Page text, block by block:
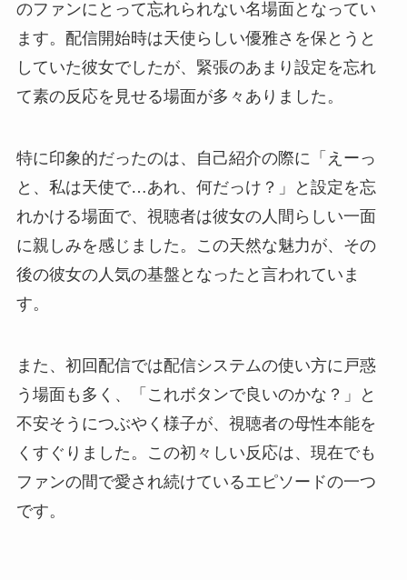
のファンにとって忘れられない名場面となってい
ます。配信開始時は天使らしい優雅さを保とうと
していた彼女でしたが、緊張のあまり設定を忘れ
て素の反応を見せる場面が多々ありました。
特に印象的だったのは、自己紹介の際に「えーっ
と、私は天使で…あれ、何だっけ？」と設定を忘
れかける場面で、視聴者は彼女の人間らしい一面
に親しみを感じました。この天然な魅力が、その
後の彼女の人気の基盤となったと言われていま
す。
また、初回配信では配信システムの使い方に戸惑
う場面も多く、「これボタンで良いのかな？」と
不安そうにつぶやく様子が、視聴者の母性本能を
くすぐりました。この初々しい反応は、現在でも
ファンの間で愛され続けているエピソードの一つ
です。